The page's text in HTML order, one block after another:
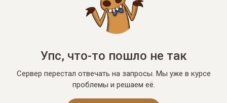
Упс, что-то пошло не так
Сервер перестал отвечать на запросы. Мы уже в курсе
проблемы и решаем её.